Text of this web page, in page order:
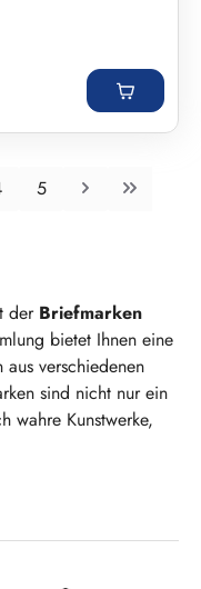
Seite
5
der Briefmarken
bietet Ihnen eine
verschiedenen
sind nicht nur ein
wahre Kunstwerke,